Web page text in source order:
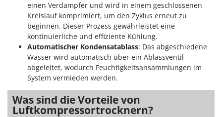
Weber
WIDU
Wiper EcoRobot
Wolf Garten
Wortex
Worx
einen Verdampfer und wird in einem geschlossenen
Kreislauf komprimiert, um den Zyklus erneut zu
beginnen. Dieser Prozess gewährleistet eine
kontinuierliche und effiziente Kühlung.
Automatischer Kondensatablass: Das abgeschiedene
Wasser wird automatisch über ein Ablassventil
abgeleitet, wodurch Feuchtigkeitsansammlungen im
System vermieden werden.
Was sind die Vorteile von
Luftkompressortrocknern?